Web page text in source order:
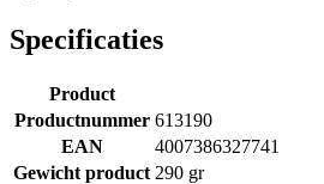
Specificaties
Product
Productnummer 613190
EAN
4007386327741
Gewicht product 290 gr